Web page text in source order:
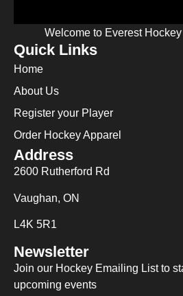
Welcome to Everest
Quick Links
Home
About Us
Register your Player
Order Hockey Apparel
Address
2600 Rutherford Rd
Vaughan, ON
L4K 5R1
Newsletter
Join our Hockey Emailing List to
upcoming events